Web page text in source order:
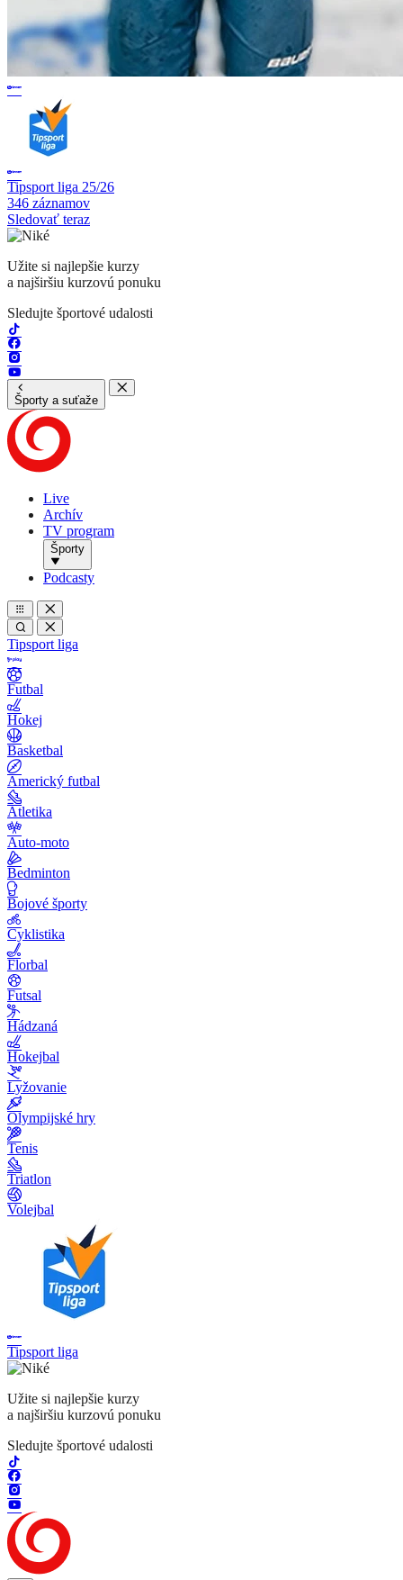
Tipsport liga 25/26
346 záznamov
Sledovať teraz
Užite si najlepšie kurzy
a najširšiu kurzovú ponuku
Sledujte športové udalosti
Športy a suťaže
Live
Archív
TV program
Športy
Podcasty
Tipsport liga
Futbal
Hokej
Basketbal
Americký futbal
Atletika
Auto-moto
Bedminton
Bojové športy
Cyklistika
Florbal
Futsal
Hádzaná
Hokejbal
Lyžovanie
Olympijské hry
Tenis
Triatlon
Volejbal
Tipsport liga
Užite si najlepšie kurzy
a najširšiu kurzovú ponuku
Sledujte športové udalosti